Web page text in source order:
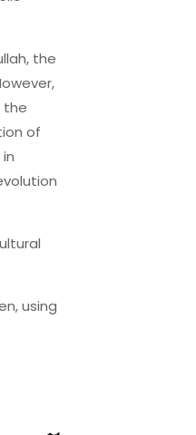
the
the
of
using